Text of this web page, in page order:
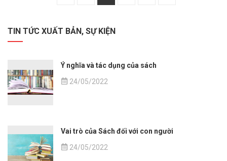
TIN TỨC XUẤT BẢN, SỰ KIỆN
Ý nghĩa và tác dụng của sách
24/05/2022
Vai trò của Sách đối với con người
24/05/2022